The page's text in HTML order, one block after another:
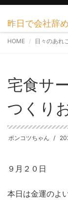
昨日で会社辞
HOME 日々のあれ
宅食サ
つくり
ポンコツちゃん
９月２０日
本日は金運のよ